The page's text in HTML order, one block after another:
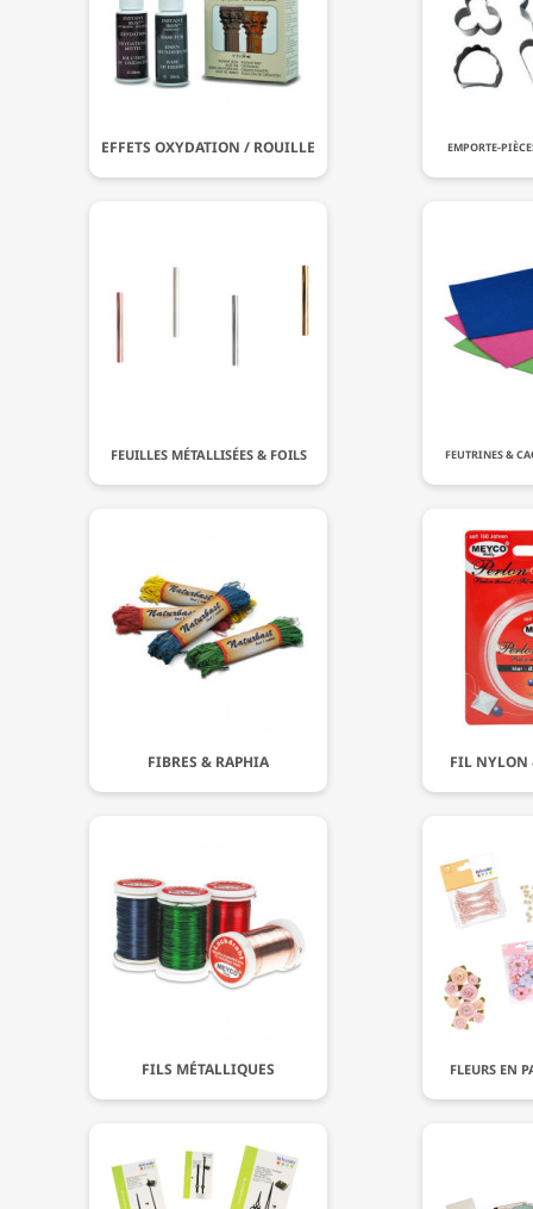
EFFETS OXYDATION / ROUILLE EMPORTE-
FEUILLES MÉTALLISÉES & FOILS FEUTRINES &
FIBRES & RAPHIA FIL NYLON
FILS MÉTALLIQUES FLEURS EN